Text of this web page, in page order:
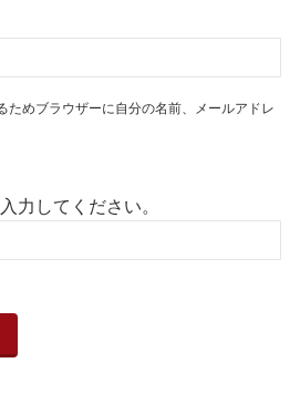
ためブラウザーに自分の名前、メールアドレ
力してください。